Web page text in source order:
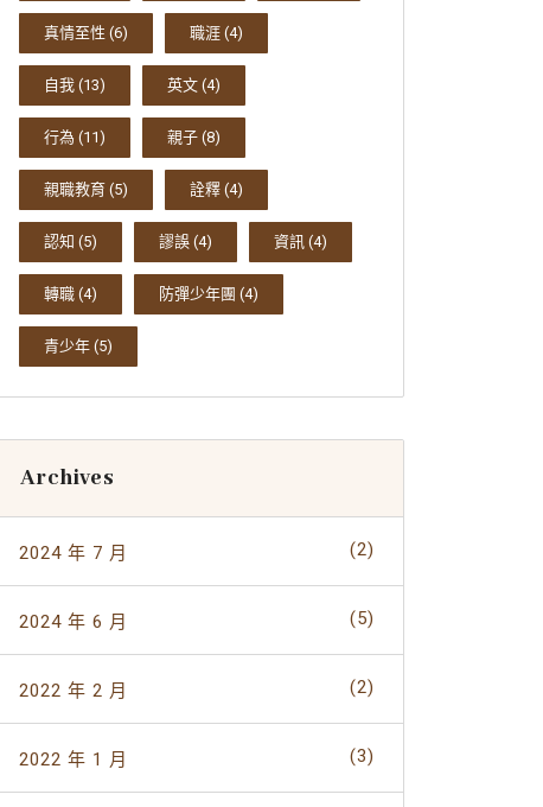
真情至性 (6) 職涯 (4)
自我 (13) 英文 (4)
行為 (11) 親子 (8)
親職教育 (5) 詮釋 (4)
認知 (5) 謬誤 (4) 資訊 (4)
轉職 (4) 防彈少年團 (4)
青少年 (5)
Archives
2024 年 7 月 (2)
2024 年 6 月 (5)
2022 年 2 月 (2)
2022 年 1 月 (3)